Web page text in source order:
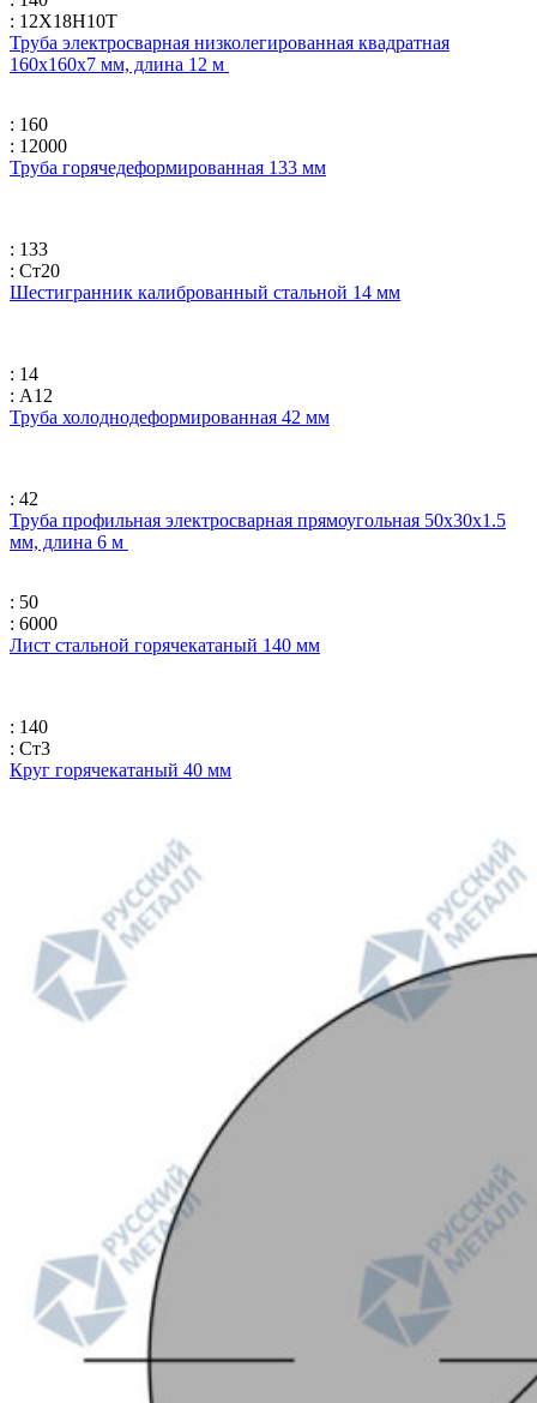
: 12Х18Н10Т
Труба электросварная низколегированная квадратная
160х160х7 мм, длина 12 м
: 160
: 12000
Труба горячедеформированная 133 мм
: 133
: Ст20
Шестигранник калиброванный стальной 14 мм
: 14
: А12
Труба холоднодеформированная 42 мм
: 42
Труба профильная электросварная прямоугольная 50х30х1.5
мм, длина 6 м
: 50
: 6000
Лист стальной горячекатаный 140 мм
: 140
: Ст3
Круг горячекатаный 40 мм